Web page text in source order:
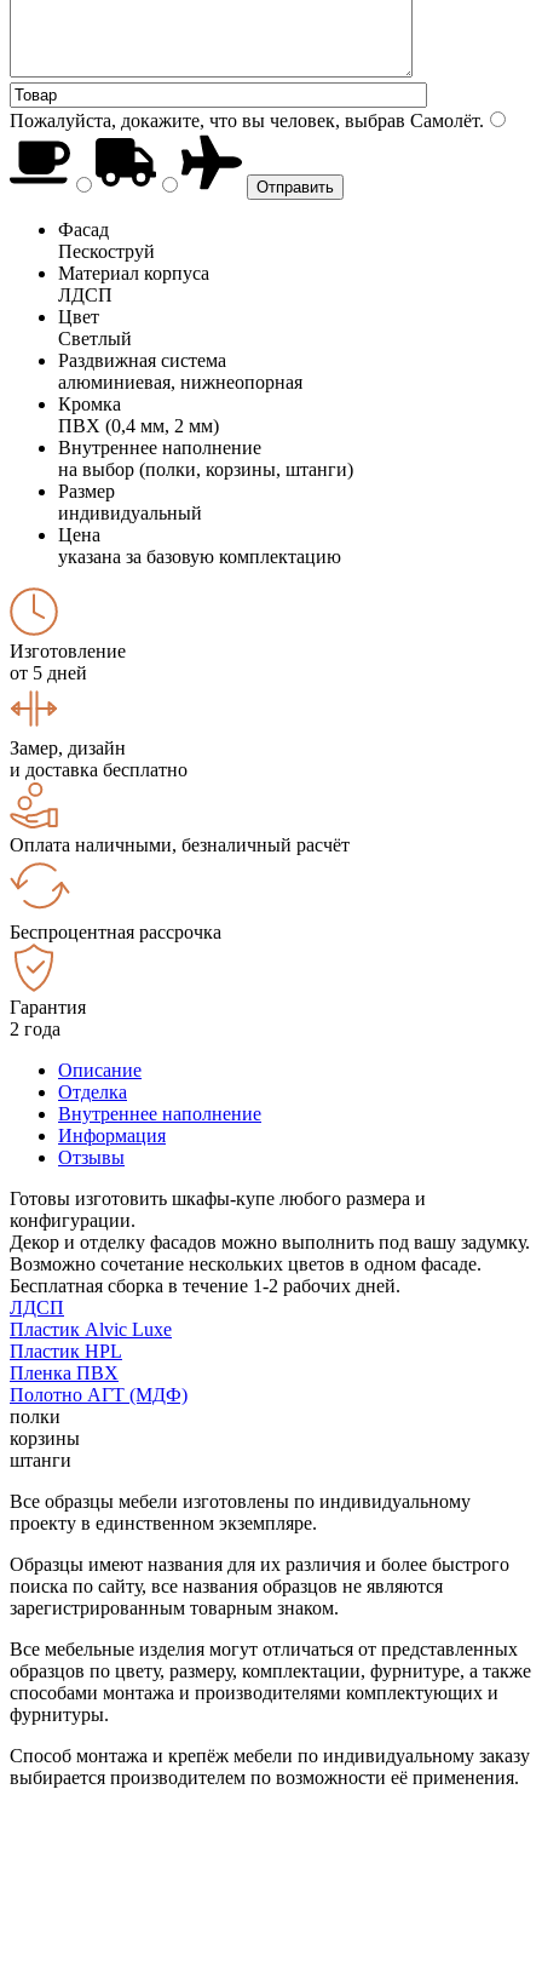
Пожалуйста, докажите, что вы человек, выбрав Самолёт.
Фасад
Пескоструй
Материал корпуса
ЛДСП
Цвет
Светлый
Раздвижная система
алюминиевая, нижнеопорная
Кромка
ПВХ (0,4 мм, 2 мм)
Внутреннее наполнение
на выбор (полки, корзины, штанги)
Размер
индивидуальный
Цена
указана за базовую комплектацию
Изготовление
от 5 дней
Замер, дизайн
и доставка бесплатно
Оплата наличными, безналичный расчёт
Беспроцентная рассрочка
Гарантия
2 года
Описание
Отделка
Внутреннее наполнение
Информация
Отзывы
Готовы изготовить шкафы-купе любого размера и
конфигурации.
Декор и отделку фасадов можно выполнить под вашу задумку.
Возможно сочетание нескольких цветов в одном фасаде.
Бесплатная сборка в течение 1-2 рабочих дней.
ЛДСП
Пластик Alvic Luxe
Пластик HPL
Пленка ПВХ
Полотно АГТ (МДФ)
полки
корзины
штанги
Все образцы мебели изготовлены по индивидуальному
проекту в единственном экземпляре.
Образцы имеют названия для их различия и более быстрого
поиска по сайту, все названия образцов не являются
зарегистрированным товарным знаком.
Все мебельные изделия могут отличаться от представленных
образцов по цвету, размеру, комплектации, фурнитуре, а также
способами монтажа и производителями комплектующих и
фурнитуры.
Способ монтажа и крепёж мебели по индивидуальному заказу
выбирается производителем по возможности её применения.